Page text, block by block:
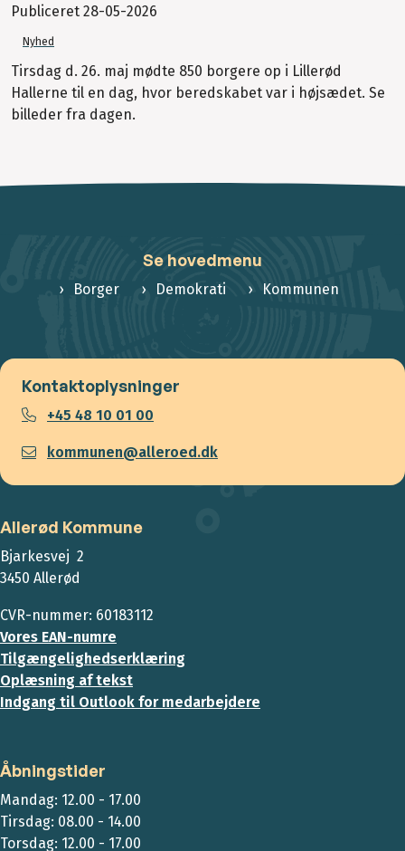
Publiceret 28-05-2026
Nyhed
Tirsdag d. 26. maj mødte 850 borgere op i Lillerød
Hallerne til en dag, hvor beredskabet var i højsædet. Se
billeder fra dagen.
Se hovedmenu
Borger Demokrati Kommunen
Kontaktoplysninger
+45 48 10 01 00
kommunen@alleroed.dk
Allerød Kommune
Bjarkesvej 2
3450 Allerød
CVR-nummer: 60183112
Vores EAN-numre
Tilgængelighedserklæring
Oplæsning af tekst
Indgang til Outlook for medarbejdere
Åbningstider
Mandag: 12.00 - 17.00
Tirsdag: 08.00 - 14.00
Torsdag: 12.00 - 17.00